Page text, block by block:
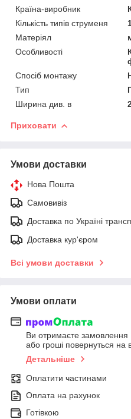
Країна-виробник
Кількість типів струменя
Матеріял
Особливості
Спосіб монтажу
Тип
Ширина див. в
Приховати
Умови доставки
Нова Пошта
Самовивіз
Доставка по Україні
Доставка кур'єром
Всі умови доставки
Умови оплати
Ви отримаєте замовлення
або гроші повернуться на
Детальніше
Оплатити частинами
Оплата на рахунок
Готівкою